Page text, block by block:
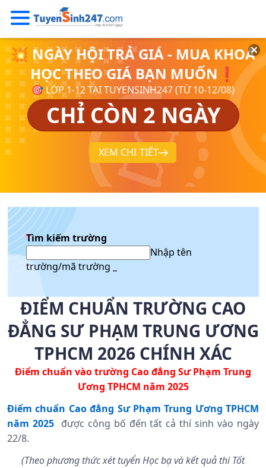
💥 NGÀY HỘI TRẢ GIÁ - MUA KHOÁ
HỌC THEO GIÁ BẠN MUỐN❗
🎯 LỚP 1-12 TẠI TUYENSINH247 (TỪ 10-12/08)
CHỈ CÒN 2 NGÀY
XEM CHI TIẾT
Tìm kiếm trường
Nhập tên
trường/mã trường _
ĐIỂM CHUẨN TRƯỜNG CAO
ĐẲNG SƯ PHẠM TRUNG ƯƠNG
TPHCM 2026 CHÍNH XÁC
Điểm chuẩn vào trường Cao đẳng Sư Phạm Trung
Ương TPHCM năm 2025
Điểm chuẩn Cao đẳng Sư Phạm Trung Ương TPHCM
năm 2025 được công bố đến tất cả thí sinh vào ngày
22/8.
(Theo phương thức xét tuyển Học bạ và kết quả thi Tốt